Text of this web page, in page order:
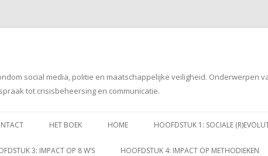
social media, politie en maatschappelijke veiligheid. Onderwerpen
tot crisisbeheersing en communicatie.
naar
HET BOEK HOME HOOFDSTUK 1: SOCIALE
3: IMPACT OP 8 W’S HOOFDSTUK 4: IMPACT OP METHODIEKEN